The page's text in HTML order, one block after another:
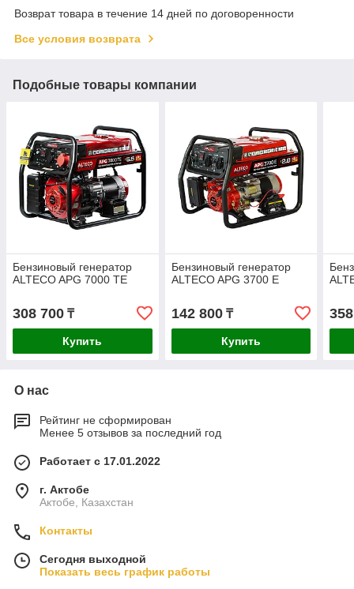
Возврат товара в течение 14 дней по договоренности
Все условия возврата
Подобные товары компании
Бензиновый генератор
ALTECO APG 7000 TE
308 700 ₸
Купить
Бензиновый генератор
ALTECO APG 3700 E
142 800₸
Купить
О нас
Рейтинг не сформирован
Менее 5 отзывов за последний год
Работает с 17.01.2022
г. Актобе
Актобе, Казахстан
Контакты
Сегодня выходной
Показать весь график работы